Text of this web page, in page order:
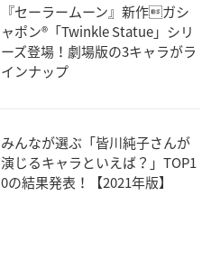
『セーラームーン』新作ガシ
ャポン®「Twinkle Statue」シリ
ーズ登場！劇場版の3キャラがラ
インナップ
みんなが選ぶ「皆川純子さんが
演じるキャラといえば？」TOP1
0の結果発表！【2021年版】